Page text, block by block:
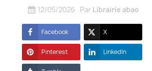
12/05/2026 Par Librairie abao
Facebook X
Pinterest LinkedIn